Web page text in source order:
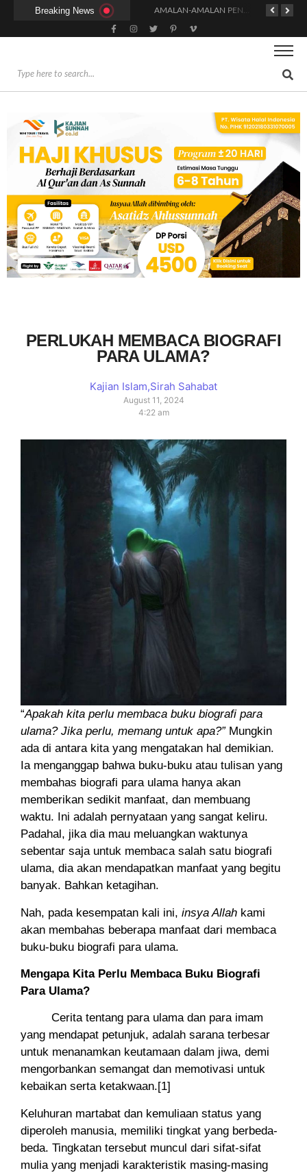
Breaking News
HUKUM DAN SYARAT MENGHADIRI UNDANGAN (IJABAT AD-DA’WAH) AMALAN-AMALAN PENJAMIN RUMAH DI SURGA
PERLUKAH MEMBACA BIOGRAFI
PARA ULAMA?
Kajian Islam,Sirah Sahabat
August 11, 2024
4:22 am
“Apakah kita perlu membaca buku biografi para
ulama? Jika perlu, memang untuk apa?”Mungkin
ada di antara kita yang mengatakan hal demikian.
Ia menganggap bahwa buku-buku atau tulisan yang
membahas biografi para ulama hanya akan
memberikan sedikit manfaat, dan membuang
waktu. Ini adalah pernyataan yang sangat keliru.
Padahal, jika dia mau meluangkan waktunya
sebentar saja untuk membaca salah satu biografi
ulama, dia akan mendapatkan manfaat yang begitu
banyak. Bahkan ketagihan.
Nah, pada kesempatan kali ini, insya Allah kami
akan membahas beberapa manfaat dari membaca
buku-buku biografi para ulama.
Mengapa Kita Perlu Membaca Buku Biografi
Para Ulama?
Cerita tentang para ulama dan para imam
yang mendapat petunjuk, adalah sarana terbesar
untuk menanamkan keutamaan dalam jiwa, demi
mengorbankan semangat dan memotivasi untuk
kebaikan serta ketakwaan.[1]
Keluhuran martabat dan kemuliaan status yang
diperoleh manusia, memiliki tingkat yang berbeda-
beda. Tingkatan tersebut muncul dari sifat-sifat
mulia yang menjadi karakteristik masing-masing